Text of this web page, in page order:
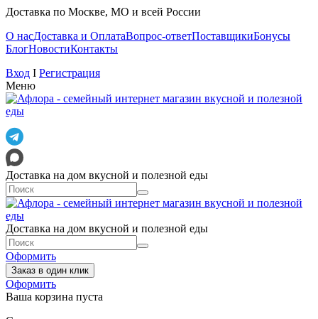
Доставка по Москве, МО и всей России
О насДоставка и ОплатаВопрос-ответПоставщикиБонусы
БлогНовостиКонтакты
Вход I Регистрация
Меню
Доставка на дом вкусной и полезной еды
Доставка на дом вкусной и полезной еды
Оформить
Заказ в один клик
Оформить
Ваша корзина пуста